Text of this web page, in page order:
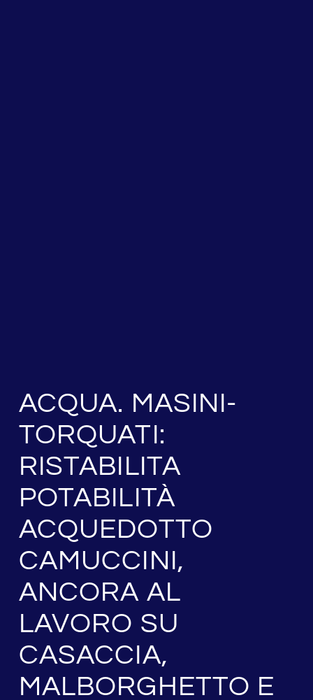
ACQUA. MASINI-
TORQUATI:
RISTABILITA
POTABILITÀ
ACQUEDOTTO
CAMUCCINI,
ANCORA AL
LAVORO SU
CASACCIA,
MALBORGHETTO E